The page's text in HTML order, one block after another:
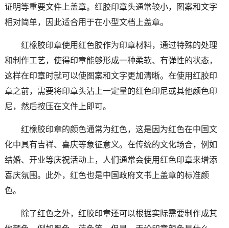
证明等重要文件上盖章。红胶印章头通常较小，图案和文字
相对简单，因此适合用于在小型文档上盖章。
红橡胶印章使用红色胶作为印章材料，通过特殊的处理
和制作工艺，使得印章能够形成一种柔软、有弹性的状态，
这样在印章时就可以使图案和文字更加清晰。在使用红胶印
章之前，需要将印章头沾上一定量的红色印尼或其他颜色印
尼，然后按压在文件上即可。
红橡胶印章的颜色通常为红色，这是因为红色在中国文
化中具有吉祥、喜庆等象征意义。在传统的文化场合，例如
结婚、开业等庆祝活动上，人们通常会使用红色印章来增添
喜庆氛围。此外，红色也是中国政府文书上盖章的标准颜
色。
除了红色之外，红胶印章还可以根据实际需要制作成其